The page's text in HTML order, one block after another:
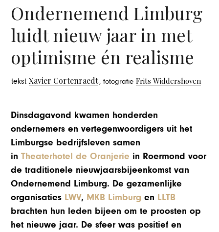
Ondernemend Limburg
luidt nieuw jaar in met
optimisme én realisme
tekstXavier Cortenraedt, fotografieFrits Widdershoven
Dinsdagavond kwamen honderden
ondernemers en vertegenwoordigers uit het
Limburgse bedrijfsleven samen
inTheaterhotel de Oranjerie in Roermond voor
de traditionele nieuwjaarsbijeenkomst van
Ondernemend Limburg. De gezamenlijke
organisaties LWV, MKB Limburg en LLTB
brachten hun leden bijeen om te proosten op
het nieuwe jaar. De sfeer was positief en